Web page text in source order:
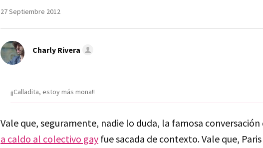
27 Septiembre 2012
Charly Rivera
¡¡Calladita, estoy más mona!!
Vale que, seguramente, nadie lo duda, la famosa conversación
a caldo al colectivo gay fue sacada de contexto. Vale que,